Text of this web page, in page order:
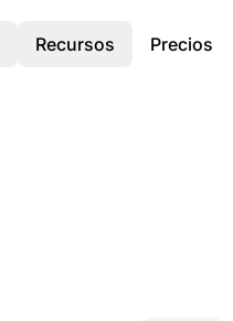
Recursos Precios